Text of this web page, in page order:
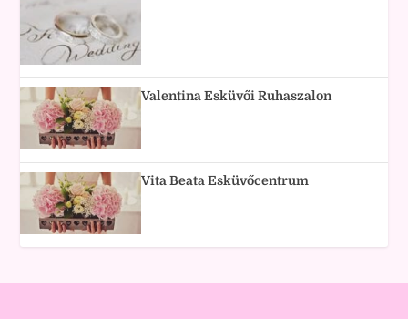
Valentina Esküvői Ruhaszalon
Vita Beata Esküvőcentrum